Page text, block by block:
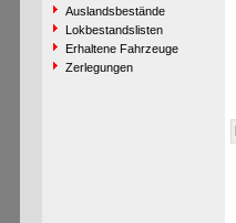
Auslandsbestände
Lokbestandslisten
Erhaltene Fahrzeuge
Zerlegungen